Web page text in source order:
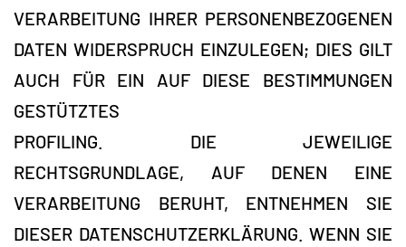
VERARBEITUNG IHRER PERSONENBEZOGENEN
DATEN WIDERSPRUCH EINZULEGEN; DIES GILT
AUCH FÜR EIN AUF DIESE BESTIMMUNGEN
GESTÜTZTES
PROFILING. DIE JEWEILIGE
RECHTSGRUNDLAGE, AUF DENEN EINE
VERARBEITUNG BERUHT, ENTNEHMEN SIE
DIESER DATENSCHUTZERKLÄRUNG. WENN SIE